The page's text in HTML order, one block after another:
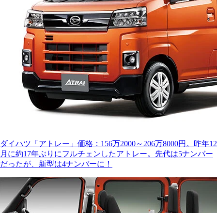
ダイハツ「アトレー」価格：156万2000～206万8000円。昨年12
月に約17年ぶりにフルチェンしたアトレー。先代は5ナンバー
だったが、新型は4ナンバーに！